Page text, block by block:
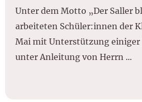
Unter dem Motto „Der Saller
arbeiteten Schüler:innen der
Mai mit Unterstützung einiger
unter Anleitung von Herrn ...